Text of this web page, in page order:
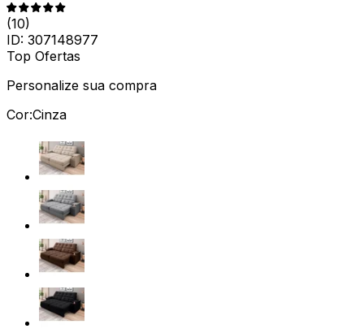
(10)
ID: 307148977
Top Ofertas
Personalize sua compra
Cor:Cinza